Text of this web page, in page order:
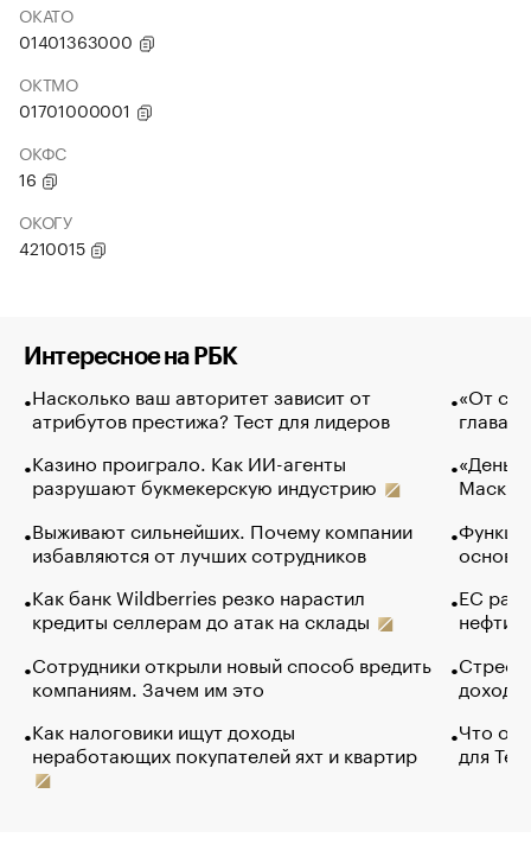
ОКАТО
01401363000
ОКТМО
01701000001
ОКФС
16
ОКОГУ
4210015
Интересное на РБК
Насколько ваш авторитет зависит от
атрибутов престижа? Тест для лидеров
Казино проиграло. Как ИИ-агенты
разрушают букмекерскую индустрию
Выживают сильнейших. Почему компании
избавляются от лучших сотрудников
Как банк Wildberries резко нарастил
кредиты селлерам до атак на склады
Сотрудники открыли новый способ вредить
компаниям. Зачем им это
Как налоговики ищут доходы
неработающих покупателей яхт и квартир
«От
глава
Маск в
основ
ЕС
нефти
Что
для